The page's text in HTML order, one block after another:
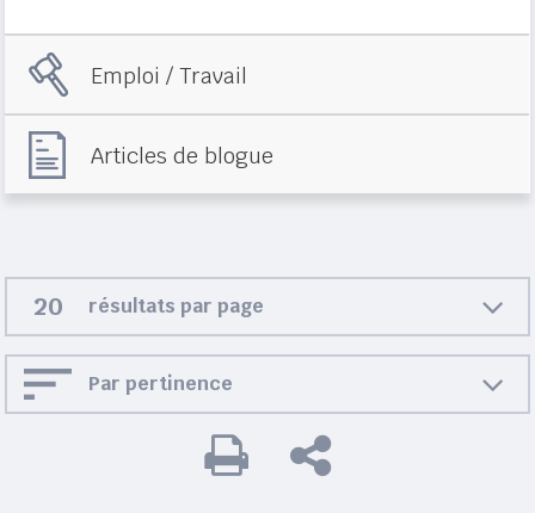
Emploi / Travail
Articles de blogue
résultats par page
Par pertinence